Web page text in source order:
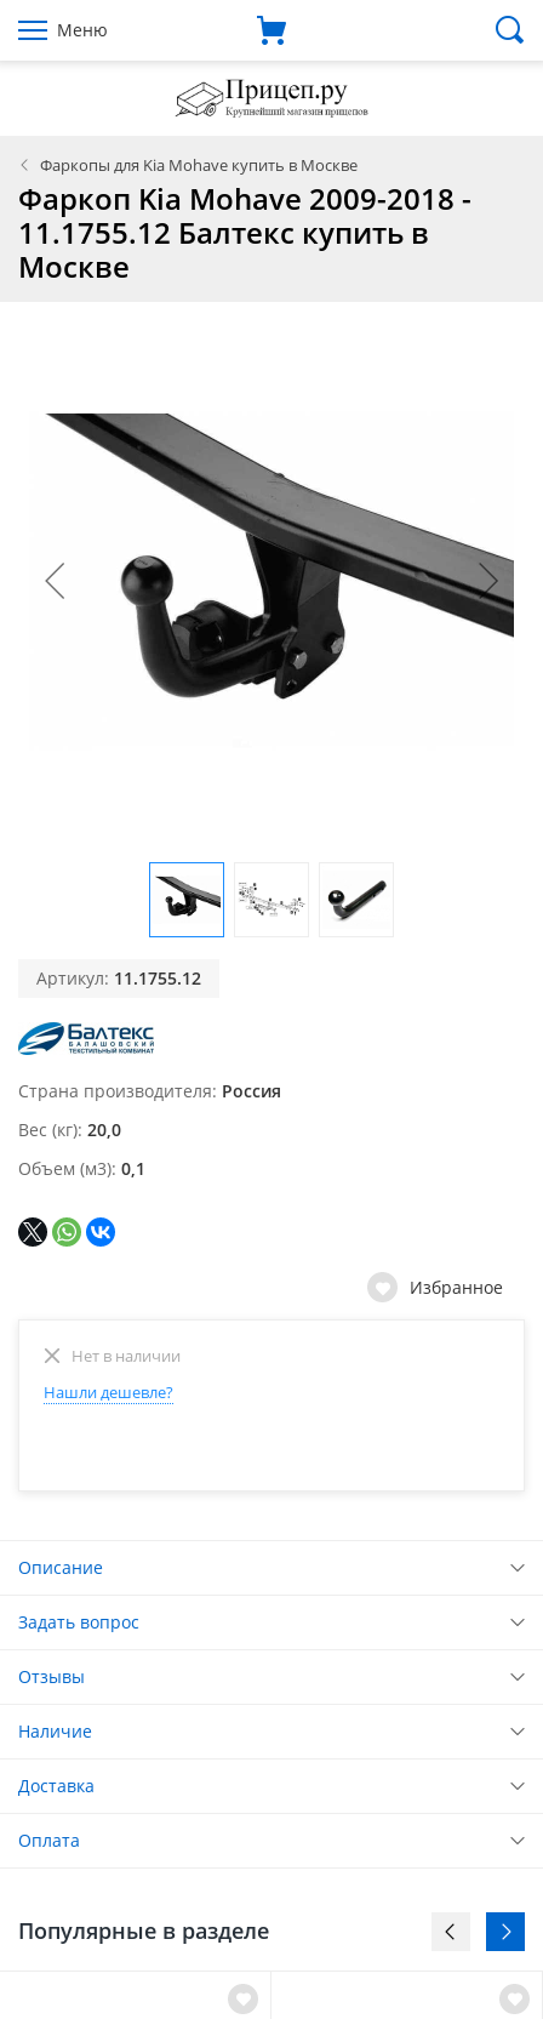
Меню
Фаркопы для Kia Mohave купить в Москве
Фаркоп Kia Mohave 2009-2018 -
11.1755.12 Балтекс купить в
Москве
Артикул: 11.1755.12
Страна производителя Россия
Вес (кг) 20,0
Объем (м3) 0,1
Избранное
Нет в наличии
Нашли дешевле?
Описание
Задать вопрос
Отзывы
Наличие
Доставка
Оплата
Популярные в разделе